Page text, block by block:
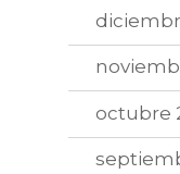
octubre